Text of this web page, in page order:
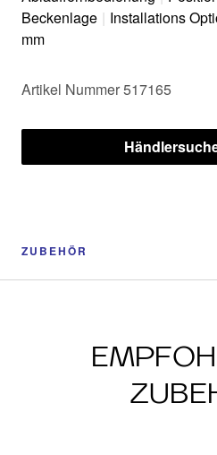
Beckenlage | Installations
mm
Artikel Nummer 517165
ZUBEHÖR